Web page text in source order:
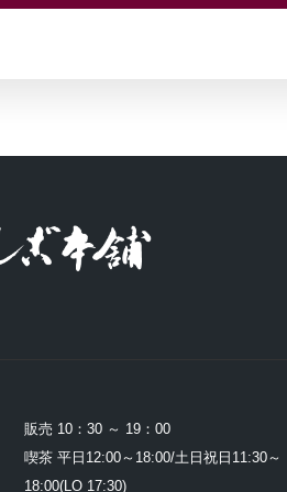
販売 10：30 ～ 19：00
喫茶 平日12:00～18:00/土日祝日11:30～
18:00(LO 17:30)